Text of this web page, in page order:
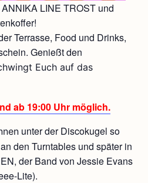
LINE TROST und
Terrasse, Food und Drinks,
Genießt den
Euch auf das
ab 19:00 Uhr möglich.
unter der Discokugel so
den Turntables und später in
der Band von Jessie Evans
Lite).